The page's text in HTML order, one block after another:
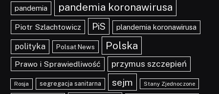
pandemia pandemia koronawirusa
Piotr Szlachtowicz PiS plandemia koronawirusa
polityka Polsat News Polska
Prawo i Sprawiedliwość przymus szczepień
Rosja segregacja sanitarna sejm Stany Zjednoczone